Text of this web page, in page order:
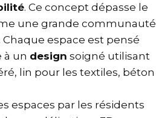
. Ce concept dépasse le
une grande communauté
espace est pensé
à un design soigné utilisant
lin pour les textiles, béton
espaces par les résidents